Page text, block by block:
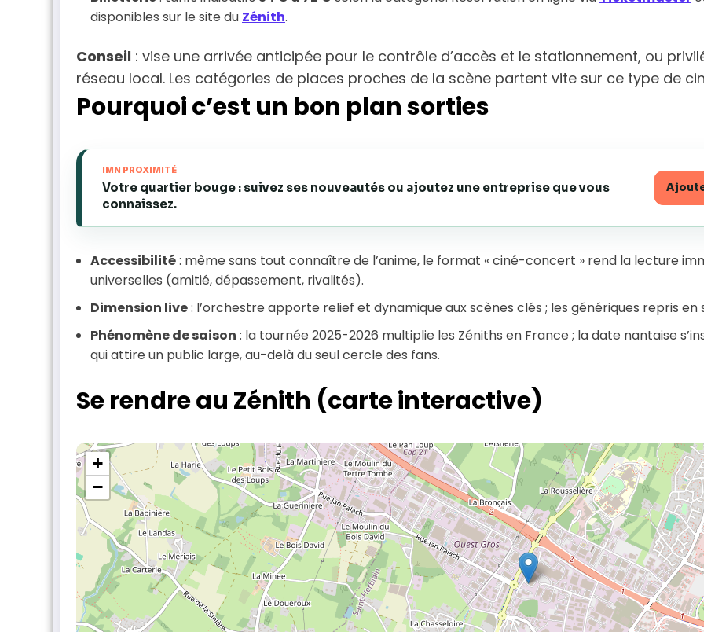
disponibles sur le site du Zénith.
Conseil : vise une arrivée anticipée pour le contrôle d’accès et le stationnement, ou
réseau local. Les catégories de places proches de la scène partent vite sur ce type de
Pourquoi c’est un bon plan sorties
IMN PROXIMITÉ
Votre quartier bouge : suivez ses nouveautés ou ajoutez une entreprise que vous
connaissez.
Accessibilité: même sans tout connaître de l’anime, le format « ciné-concert » rend la lecture
universelles (amitié, dépassement, rivalités).
Dimension live: l’orchestre apporte relief et dynamique aux scènes clés ; les génériques repris
Phénomène de saison : la tournée 2025-2026 multiplie les Zéniths en France ; la date nantaise
qui attire un public large, au-delà du seul cercle des fans.
Se rendre au Zénith (carte interactive)
+
−